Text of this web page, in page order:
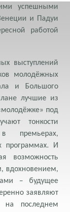
успешными
и Падуи
работой
выступлений
молодёжных
и Большого
лучшие из
под
тонкости
премьерах,
программах. И
возможность
вдохновением,
– будущее
заявляют
на последнем